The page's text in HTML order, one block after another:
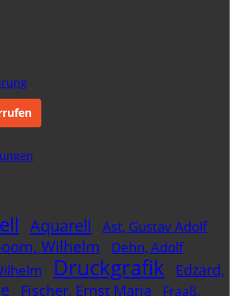
Aquarell
Ast, Gustav Adolf
Wilhelm
Dehn, Adolf
Druckgrafik
Edzard,
Fischer, Ernst Maria Fraaß,